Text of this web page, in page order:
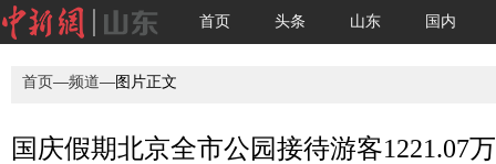
首页 头条 山东 国内
首页—频道—图片正文
国庆假期北京全市公园接待游客1221.07